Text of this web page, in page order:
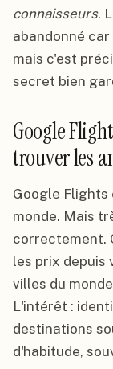
connaisseurs.
abandonné
mais c'est
secret bien
Google
trouver les
Google Flights
monde. Mais
correctement.
les prix depuis
villes du
L'intérêt :
destinations
d'habitude,